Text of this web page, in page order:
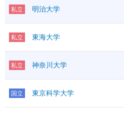
私立 明治大学
私立 東海大学
私立 神奈川大学
国立 東京科学大学